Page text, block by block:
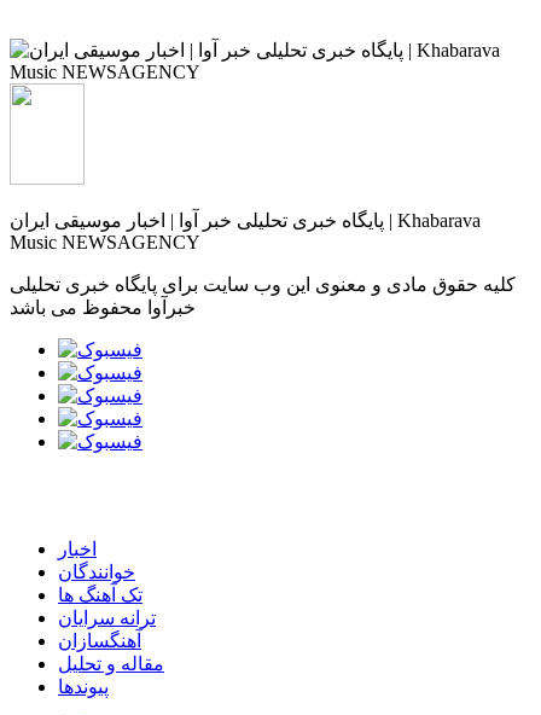
پایگاه خبری تحلیلی خبر آوا | اخبار موسیقی ایران | Khabarava
Music NEWSAGENCY
کلیه حقوق مادی و معنوی این وب سایت برای پایگاه خبری تحلیلی
خبرآوا محفوظ می باشد
اخبار
خوانندگان
تک آهنگ ها
ترانه سرایان
آهنگسازان
مقاله و تحلیل
پیوندها